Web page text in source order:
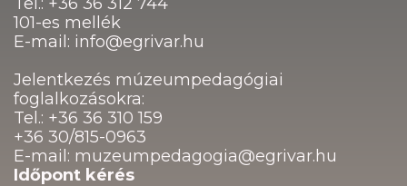
101-es mellék
E-mail: info@egrivar.hu
Jelentkezés múzeumpedagógiai
foglalkozásokra:
Tel.: +36 36 310 159
+36 30/815-0963
E-mail: muzeumpedagogia@egrivar.hu
Időpont kérés